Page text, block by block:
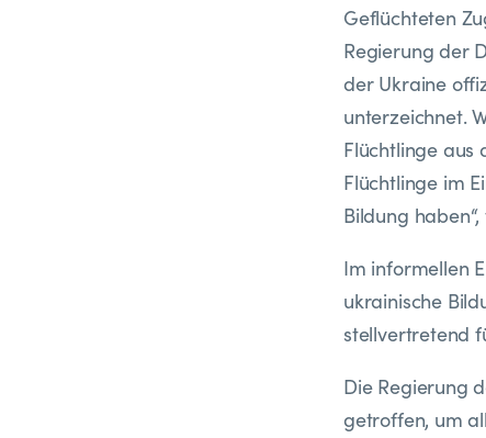
Geflüchteten
Regierung der
der Ukraine
unterzeichnet.
Flüchtlinge aus
Flüchtlinge im
Bildung
Im informellen
ukrainische
stellvertretend
Die Regierung
getroffen, um